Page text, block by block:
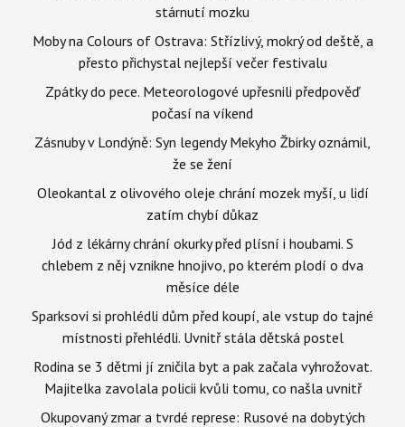
stárnutí mozku
Moby na Colours of Ostrava: Střízlivý, mokrý od deště, a
přesto přichystal nejlepší večer festivalu
Zpátky do pece. Meteorologové upřesnili předpověď
počasí na víkend
Zásnuby v Londýně: Syn legendy Mekyho Žbirky oznámil,
že se žení
Oleokantal z olivového oleje chrání mozek myší, u lidí
zatím chybí důkaz
Jód z lékárny chrání okurky před plísní i houbami. S
chlebem z něj vznikne hnojivo, po kterém plodí o dva
měsíce déle
Sparksovi si prohlédli dům před koupí, ale vstup do tajné
místnosti přehlédli. Uvnitř stála dětská postel
Rodina se 3 dětmi jí zničila byt a pak začala vyhrožovat.
Majitelka zavolala policii kvůli tomu, co našla uvnitř
Okupovaný zmar a tvrdé represe: Rusové na dobytých